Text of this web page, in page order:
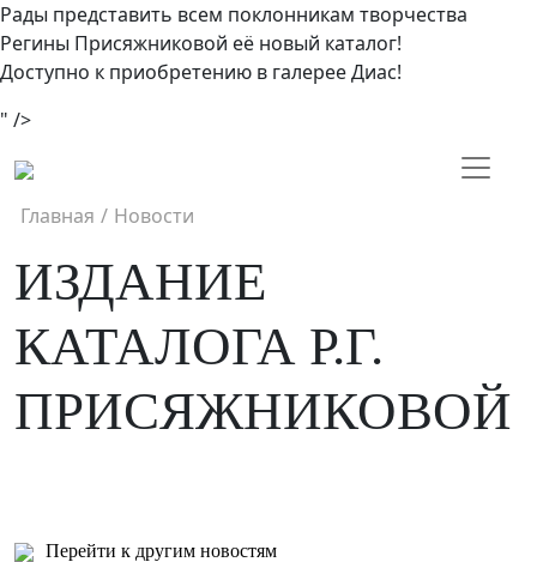
Рады представить всем поклонникам творчества
Регины Присяжниковой её новый каталог!
Доступно к приобретению в галерее Диас!
" />
Главная / Новости
ИЗДАНИЕ
КАТАЛОГА Р.Г.
ПРИСЯЖНИКОВОЙ
Перейти к другим новостям